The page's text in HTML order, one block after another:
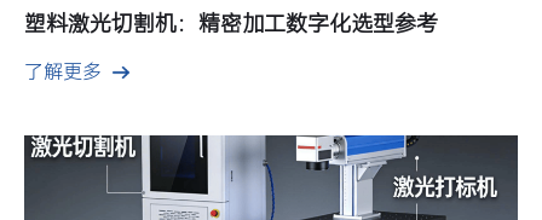
塑料激光切割机：精密加工数字化选型参考
了解更多